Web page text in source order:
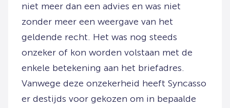
niet meer dan een advies en was niet
zonder meer een weergave van het
geldende recht. Het was nog steeds
onzeker of kon worden volstaan met de
enkele betekening aan het briefadres.
Vanwege deze onzekerheid heeft Syncasso
er destijds voor gekozen om in bepaalde